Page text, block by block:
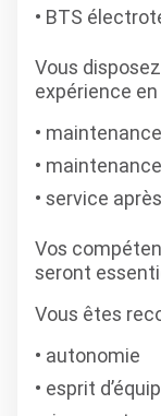
BTS
Vous
expérience en
service
Vos
seront
Vous êtes
autonomie
esprit